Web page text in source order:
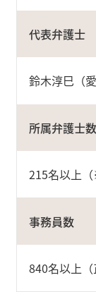
代表弁護士
鈴木淳巳（
所属弁護士数
215名以上（
事務員数
840名以上